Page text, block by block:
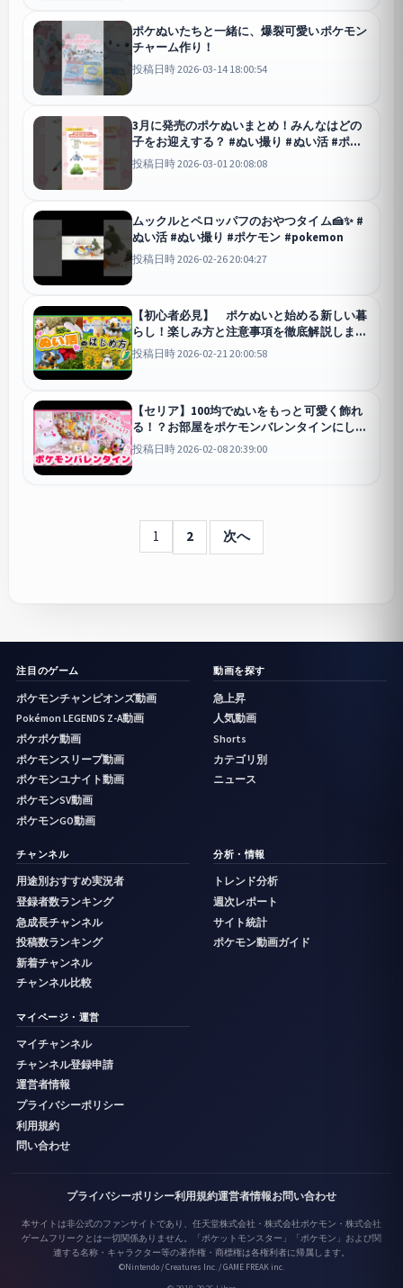
ポケぬいたちと一緒に、爆裂可愛いポケモン
チャーム作り！
投稿日時 2026-03-14 18:00:54
3月に発売のポケぬいまとめ！みんなはどの
子をお迎えする？ #ぬい撮り #ぬい活 #ポケ
モン #pokemon #新商品
投稿日時 2026-03-01 20:08:08
ムックルとペロッパフのおやつタイム🍰✨️ #
ぬい活 #ぬい撮り #ポケモン #pokemon
投稿日時 2026-02-26 20:04:27
【初心者必見】 ポケぬいと始める新しい暮
らし！楽しみ方と注意事項を徹底解説しま
す！
投稿日時 2026-02-21 20:00:58
【セリア】100均でぬいをもっと可愛く飾れ
る！？お部屋をポケモンバレンタインにしち
ゃおう！
投稿日時 2026-02-08 20:39:00
1 2 次へ
注目のゲーム
ポケモンチャンピオンズ動画
Pokémon LEGENDS Z-A動画
ポケポケ動画
ポケモンスリープ動画
ポケモンユナイト動画
ポケモンSV動画
ポケモンGO動画
動画を探す
急上昇
人気動画
Shorts
カテゴリ別
ニュース
チャンネル
用途別おすすめ実況者
登録者数ランキング
急成長チャンネル
投稿数ランキング
新着チャンネル
チャンネル比較
分析・情報
トレンド分析
週次レポート
サイト統計
ポケモン動画ガイド
マイページ・運営
マイチャンネル
チャンネル登録申請
運営者情報
プライバシーポリシー
利用規約
問い合わせ
プライバシーポリシー利用規約運営者情報お問い合わせ
本サイトは非公式のファンサイトであり、任天堂株式会社・株式会社ポケモン・株式会社
ゲームフリークとは一切関係ありません。「ポケットモンスター」「ポケモン」および関
連する名称・キャラクター等の著作権・商標権は各権利者に帰属します。
©Nintendo / Creatures Inc. / GAME FREAK inc.